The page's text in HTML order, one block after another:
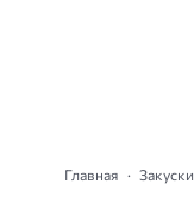
Главная Закуски